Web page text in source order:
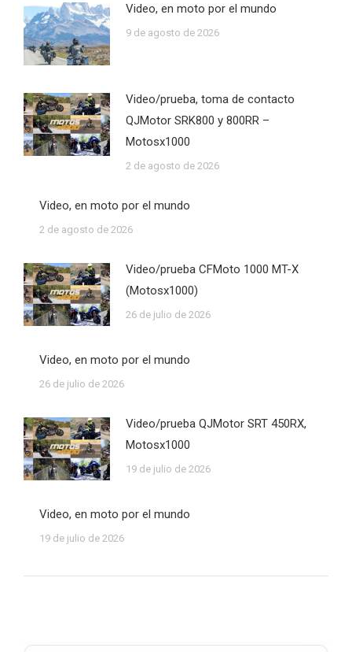
Video, en moto por el mundo
9 de agosto de 2026
Video/prueba, toma de contacto
QJMotor SRK800 y 800RR –
Motosx1000
2 de agosto de 2026
Video, en moto por el mundo
2 de agosto de 2026
Video/prueba CFMoto 1000 MT-X
(Motosx1000)
26 de julio de 2026
Video, en moto por el mundo
26 de julio de 2026
Video/prueba QJMotor SRT 450RX,
Motosx1000
19 de julio de 2026
Video, en moto por el mundo
19 de julio de 2026